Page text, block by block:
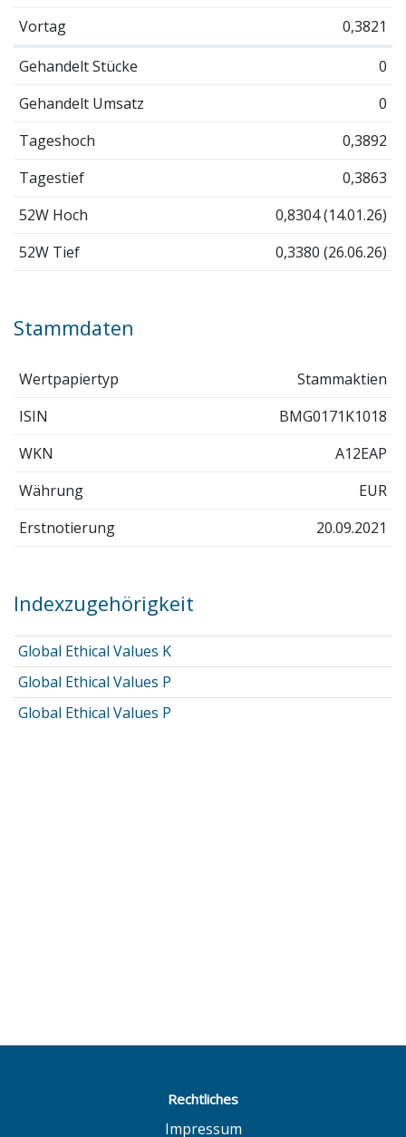
Vortag
0,3821
Gehandelt Stücke
0
Gehandelt Umsatz
0
Tageshoch
0,3892
Tagestief
0,3863
52W Hoch
0,8304 (14.01.26)
52W Tief
0,3380 (26.06.26)
Stammdaten
Wertpapiertyp
Stammaktien
ISIN
BMG0171K1018
WKN
A12EAP
Währung
EUR
Erstnotierung
20.09.2021
Indexzugehörigkeit
Global Ethical Values K
Global Ethical Values P
Global Ethical Values P
Rechtliches
Impressum